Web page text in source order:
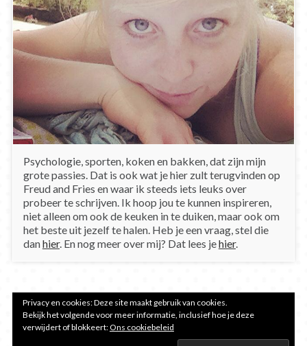
Psychologie, sporten, koken en bakken, dat zijn mijn
grote passies. Dat is ook wat je hier zult terugvinden op
Freud and Fries en waar ik steeds iets leuks over
probeer te schrijven. Ik hoop jou te kunnen inspireren,
niet alleen om ook de keuken in te duiken, maar ook om
het beste uit jezelf te halen. Heb je een vraag, stel die
danhier. En nog meer over mij? Dat lees jehier.
Privacy en cookies: Deze site maakt gebruik van cookies.
Bekijk het volgende voor meer informatie, inclusief hoe je deze
verwijdert of blokkeert:Ons cookiebeleid